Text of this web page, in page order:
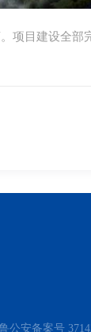
项目建设全
公安备案号